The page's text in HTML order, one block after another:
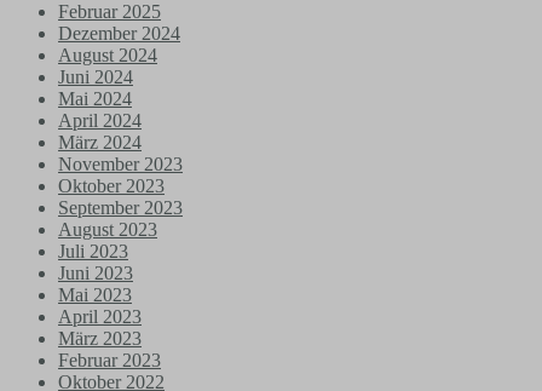
Februar 2025
Dezember 2024
August 2024
Juni 2024
Mai 2024
April 2024
März 2024
November 2023
Oktober 2023
September 2023
August 2023
Juli 2023
Juni 2023
Mai 2023
April 2023
März 2023
Februar 2023
Oktober 2022